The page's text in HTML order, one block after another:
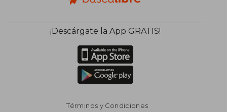
¡Descárgate la App GRATIS!
Términos y Condiciones